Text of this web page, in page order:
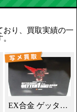
おり、買取実績の一
EX合金 ゲッターロボ ゲッター1 買取！